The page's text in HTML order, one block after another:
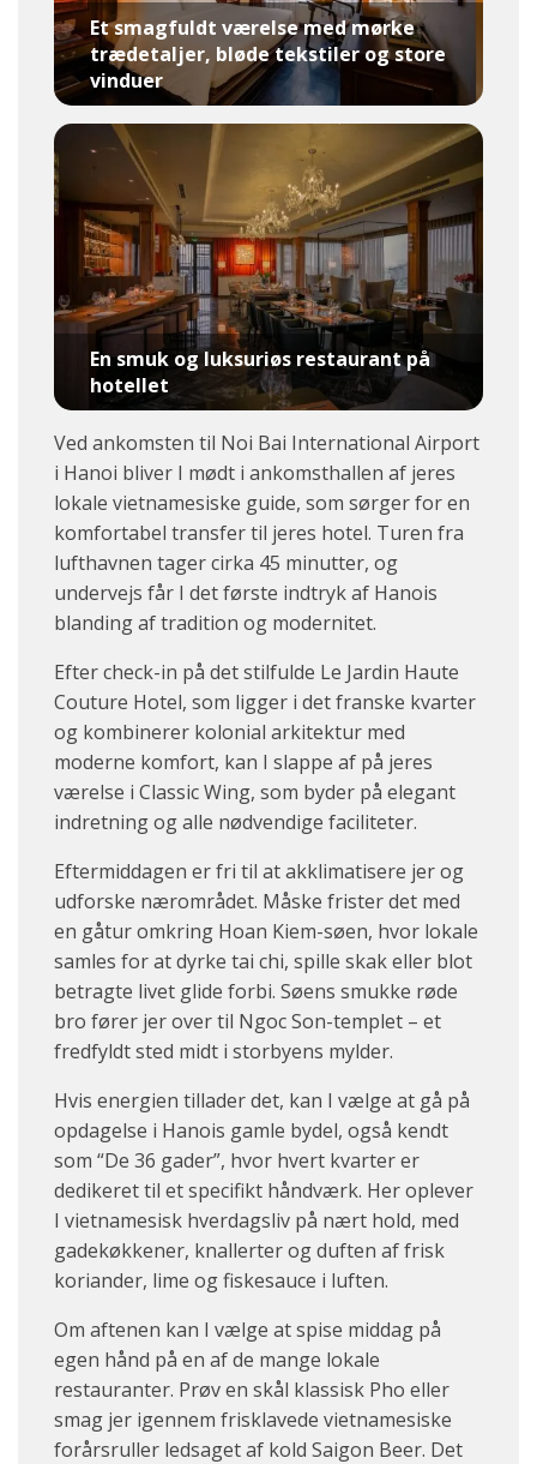
Et smagfuldt værelse med mørke
trædetaljer, bløde tekstiler og store
vinduer
En smuk og luksuriøs restaurant på
hotellet
Ved ankomsten til Noi Bai International Airport
i Hanoi bliver I mødt i ankomsthallen af jeres
lokale vietnamesiske guide, som sørger for en
komfortabel transfer til jeres hotel. Turen fra
lufthavnen tager cirka 45 minutter, og
undervejs får I det første indtryk af Hanois
blanding af tradition og modernitet.
Efter check-in på det stilfulde Le Jardin Haute
Couture Hotel, som ligger i det franske kvarter
og kombinerer kolonial arkitektur med
moderne komfort, kan I slappe af på jeres
værelse i Classic Wing, som byder på elegant
indretning og alle nødvendige faciliteter.
Eftermiddagen er fri til at akklimatisere jer og
udforske nærområdet. Måske frister det med
en gåtur omkring Hoan Kiem-søen, hvor lokale
samles for at dyrke tai chi, spille skak eller blot
betragte livet glide forbi. Søens smukke røde
bro fører jer over til Ngoc Son-templet – et
fredfyldt sted midt i storbyens mylder.
Hvis energien tillader det, kan I vælge at gå på
opdagelse i Hanois gamle bydel, også kendt
som “De 36 gader”, hvor hvert kvarter er
dedikeret til et specifikt håndværk. Her oplever
I vietnamesisk hverdagsliv på nært hold, med
gadekøkkener, knallerter og duften af frisk
koriander, lime og fiskesauce i luften.
Om aftenen kan I vælge at spise middag på
egen hånd på en af de mange lokale
restauranter. Prøv en skål klassisk Pho eller
smag jer igennem frisklavede vietnamesiske
forårsruller ledsaget af kold Saigon Beer. Det